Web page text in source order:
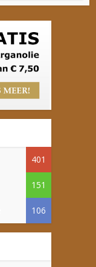
401
151
106